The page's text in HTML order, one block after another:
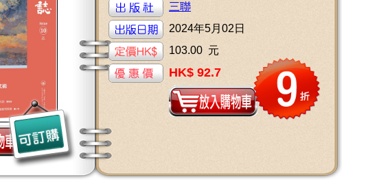
三聯
2024年5月02日
103.00 元
HK$ 92.7